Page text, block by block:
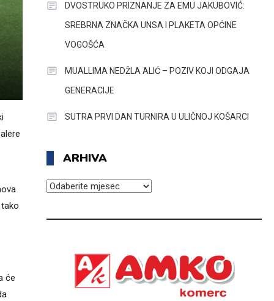
će
DVOSTRUKO PRIZNANJE ZA EMU JAKUBOVIĆ:
SREBRNA ZNAČKA UNSA I PLAKETA OPĆINE
VOGOŠĆA
MUALLIMA NEDŽLA ALIĆ – POZIV KOJI ODGAJA
GENERACIJE
SUTRA PRVI DAN TURNIRA U ULIČNOJ KOŠARCI
ARHIVA
ARHIVA